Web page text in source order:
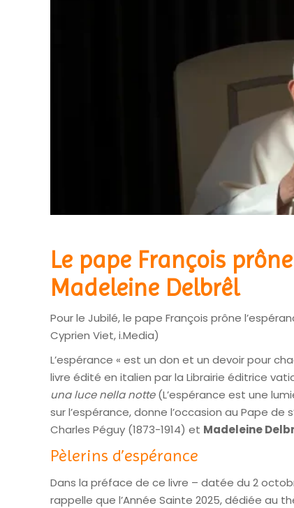
Le pape François
Madeleine Delbrêl
Pour le Jubilé, le pape François prône
Cyprien Viet, i.Media)
L’espérance « est un don et un devoir pour
livre édité en italien par la Librairie éditrice
una luce nella notte(L’espérance est une
sur l’espérance, donne l’occasion au Pape
Charles Péguy (1873-1914) et Madeleine
Pèlerins d’espérance
Dans la préface de ce livre – datée du 2
rappelle que l’Année Sainte 2025, dédiée au